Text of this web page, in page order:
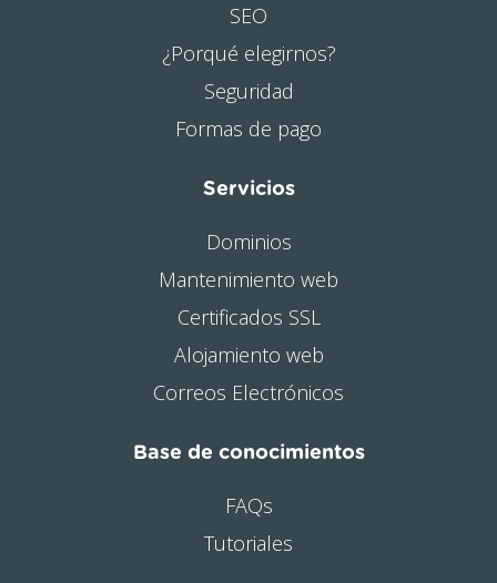
SEO
¿Porqué elegirnos?
Seguridad
Formas de pago
Servicios
Dominios
Mantenimiento web
Certificados SSL
Alojamiento web
Correos Electrónicos
Base de conocimientos
FAQs
Tutoriales